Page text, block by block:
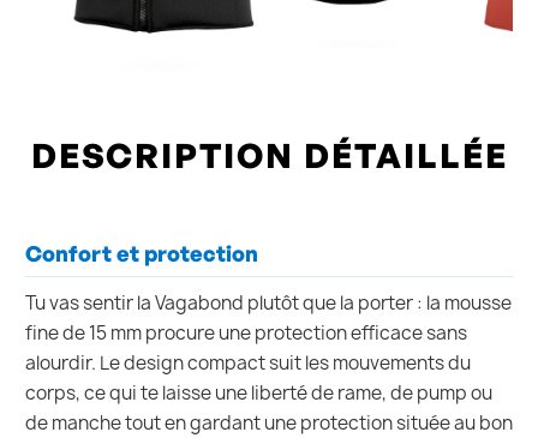
DESCRIPTION DÉTAILLÉE
Confort et protection
Tu vas sentir la Vagabond plutôt que la porter : la mousse
fine de 15 mm procure une protection efficace sans
alourdir. Le design compact suit les mouvements du
corps, ce qui te laisse une liberté de rame, de pump ou
de manche tout en gardant une protection située au bon